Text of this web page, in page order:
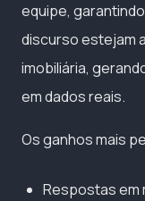
equipe,
discurso estejam
imobiliária,
em dados reais.
Os ganhos mais
Respostas em